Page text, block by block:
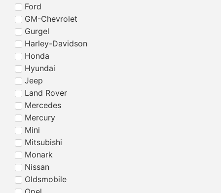
Ford
GM-Chevrolet
Gurgel
Harley-Davidson
Honda
Hyundai
Jeep
Land Rover
Mercedes
Mercury
Mini
Mitsubishi
Monark
Nissan
Oldsmobile